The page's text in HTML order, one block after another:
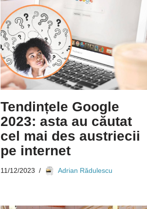
Tendințele Google
2023: asta au căutat
cel mai des austriecii
pe internet
11/12/2023 Adrian Rădulescu